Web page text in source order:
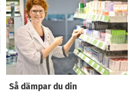
Så dämpar du din